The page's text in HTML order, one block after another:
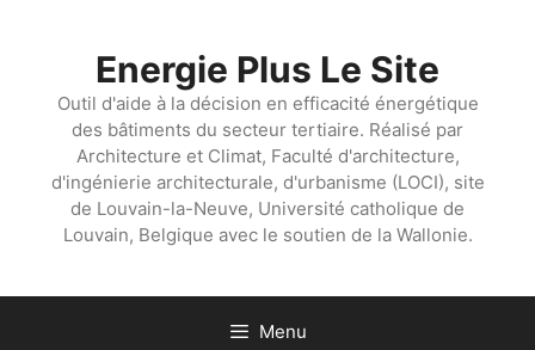
Energie Plus Le Site
Outil d'aide à la décision en efficacité énergétique
des bâtiments du secteur tertiaire. Réalisé par
Architecture et Climat, Faculté d'architecture,
d'ingénierie architecturale, d'urbanisme (LOCI), site
de Louvain-la-Neuve, Université catholique de
Louvain, Belgique avec le soutien de la Wallonie.
Menu